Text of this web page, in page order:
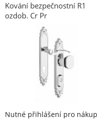
Kování bezpečnostní R1
ozdob. Cr Pr
Nutné přihlášení pro nákup